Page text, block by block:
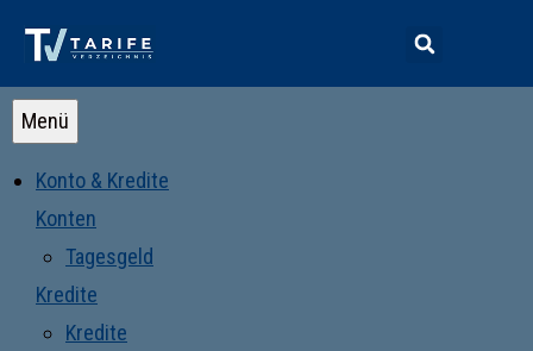
Menü
Konto & Kredite
Konten
Tagesgeld
Kredite
Kredite